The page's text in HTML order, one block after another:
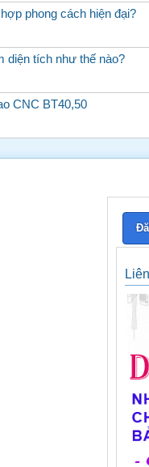
phong cách hiện đại?
diện tích như thế nào?
CNC BT40,50